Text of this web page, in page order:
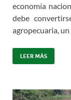
economía
debe
agropecuaria, un
LEER MÁS